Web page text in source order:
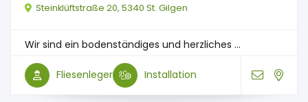
Steinklüftstraße 20, 5340 St. Gilgen
Wir sind ein bodenständiges und herzliches ...
Fliesenleger Installation